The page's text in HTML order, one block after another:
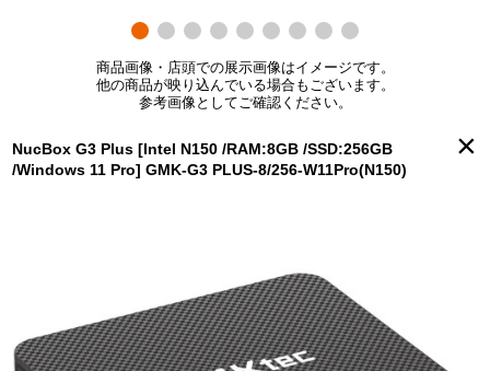
商品画像・店頭での展示画像はイメージです。
他の商品が映り込んでいる場合もございます。
参考画像としてご確認ください。
×
NucBox G3 Plus [Intel N150 /RAM:8GB /SSD:256GB
/Windows 11 Pro] GMK-G3 PLUS-8/256-W11Pro(N150)